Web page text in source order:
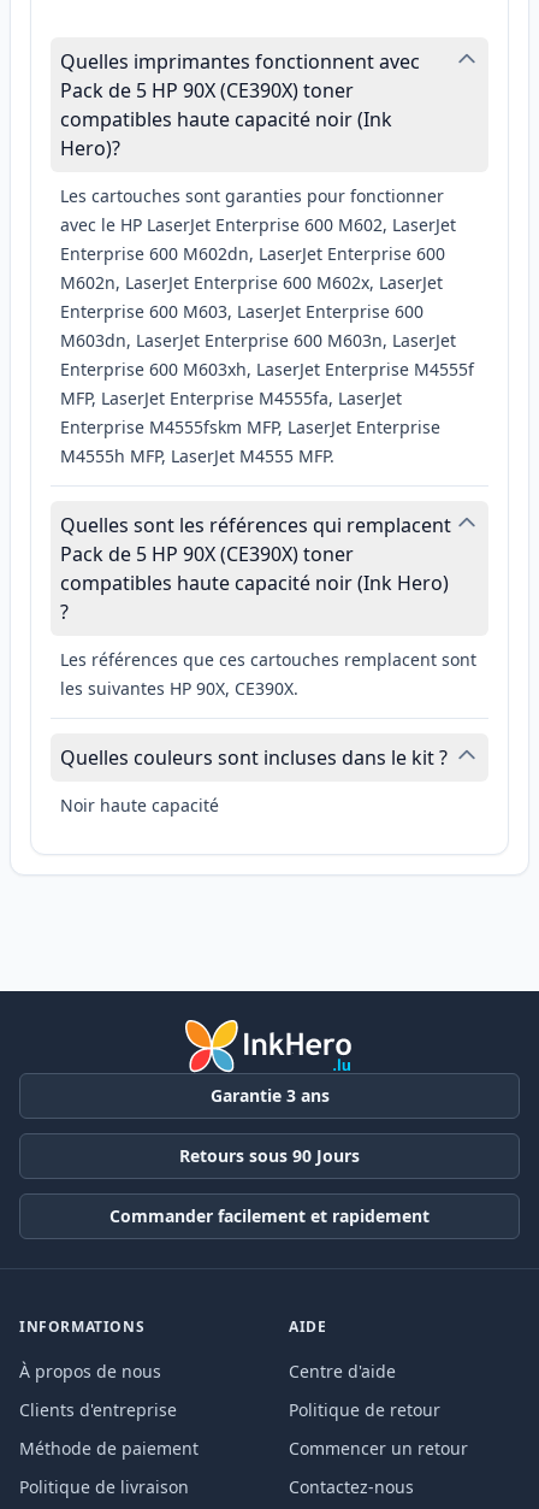
Quelles imprimantes fonctionnent avec
Pack de 5 HP 90X (CE390X) toner
compatibles haute capacité noir (Ink
Hero)?
Les cartouches sont garanties pour fonctionner
avec le HP LaserJet Enterprise 600 M602, LaserJet
Enterprise 600 M602dn, LaserJet Enterprise 600
M602n, LaserJet Enterprise 600 M602x, LaserJet
Enterprise 600 M603, LaserJet Enterprise 600
M603dn, LaserJet Enterprise 600 M603n, LaserJet
Enterprise 600 M603xh, LaserJet Enterprise M4555f
MFP, LaserJet Enterprise M4555fa, LaserJet
Enterprise M4555fskm MFP, LaserJet Enterprise
M4555h MFP, LaserJet M4555 MFP.
Quelles sont les références qui remplacent
Pack de 5 HP 90X (CE390X) toner
compatibles haute capacité noir (Ink Hero)
?
Les références que ces cartouches remplacent sont
les suivantes HP 90X, CE390X.
Quelles couleurs sont incluses dans le kit ?
Noir haute capacité
Garantie 3 ans
Retours sous 90 Jours
Commander facilement et rapidement
INFORMATIONS
À propos de nous
Clients d'entreprise
Méthode de paiement
Politique de livraison
AIDE
Centre d'aide
Politique de retour
Commencer un retour
Contactez-nous